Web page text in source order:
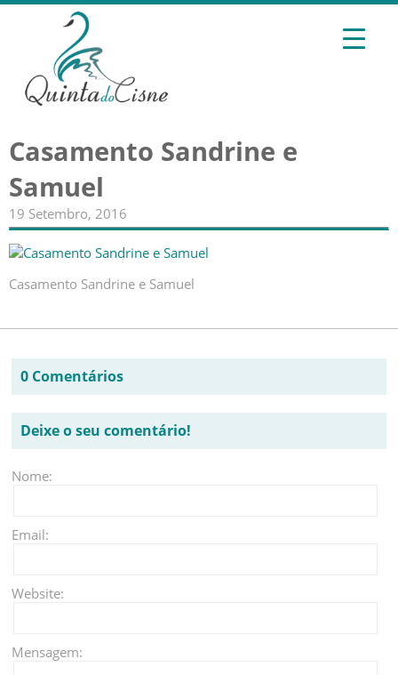
Casamento Sandrine e
Samuel
19 Setembro, 2016
Casamento Sandrine e Samuel
0 Comentários
Deixe o seu comentário!
Nome:
Email:
Website:
Mensagem: